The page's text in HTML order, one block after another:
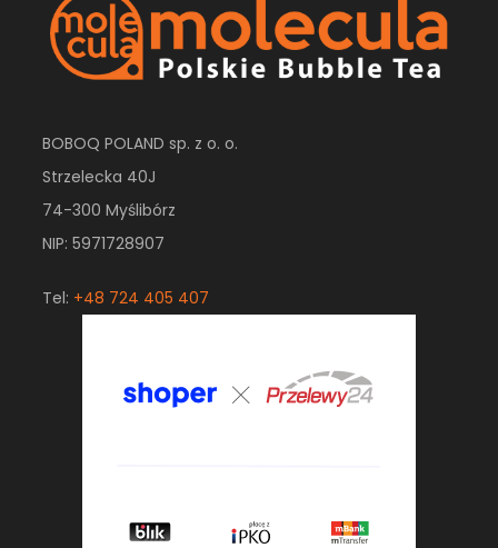
BOBOQ POLAND sp. z o. o.
Strzelecka 40J
74-300 Myślibórz
NIP: 5971728907
Tel: +48 724 405 407